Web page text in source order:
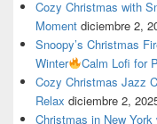
Cozy Christmas with
Moment diciembre 2,
Snoopy’s Christmas
Winter
Calm Lofi for
Cozy Christmas Jazz
Relax diciembre 2,
Christmas in New York